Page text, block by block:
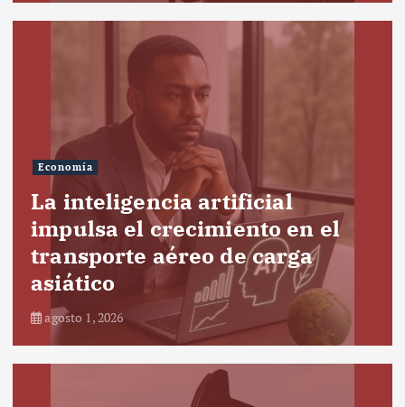
Economía
La inteligencia artificial
impulsa el crecimiento en el
transporte aéreo de carga
asiático
agosto 1, 2026